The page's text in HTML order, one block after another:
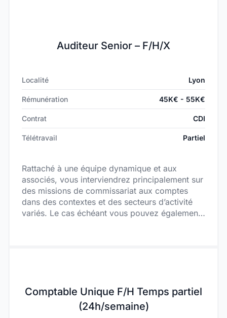
Auditeur Senior – F/H/X
Localité Lyon
Rémunération 45K€ - 55K€
Contrat CDI
Télétravail Partiel
Rattaché à une équipe dynamique et aux
associés, vous interviendrez principalement sur
des missions de commissariat aux comptes
dans des contextes et des secteurs d’activité
variés. Le cas échéant vous pouvez également
Comptable Unique F/H Temps partiel
(24h/semaine)